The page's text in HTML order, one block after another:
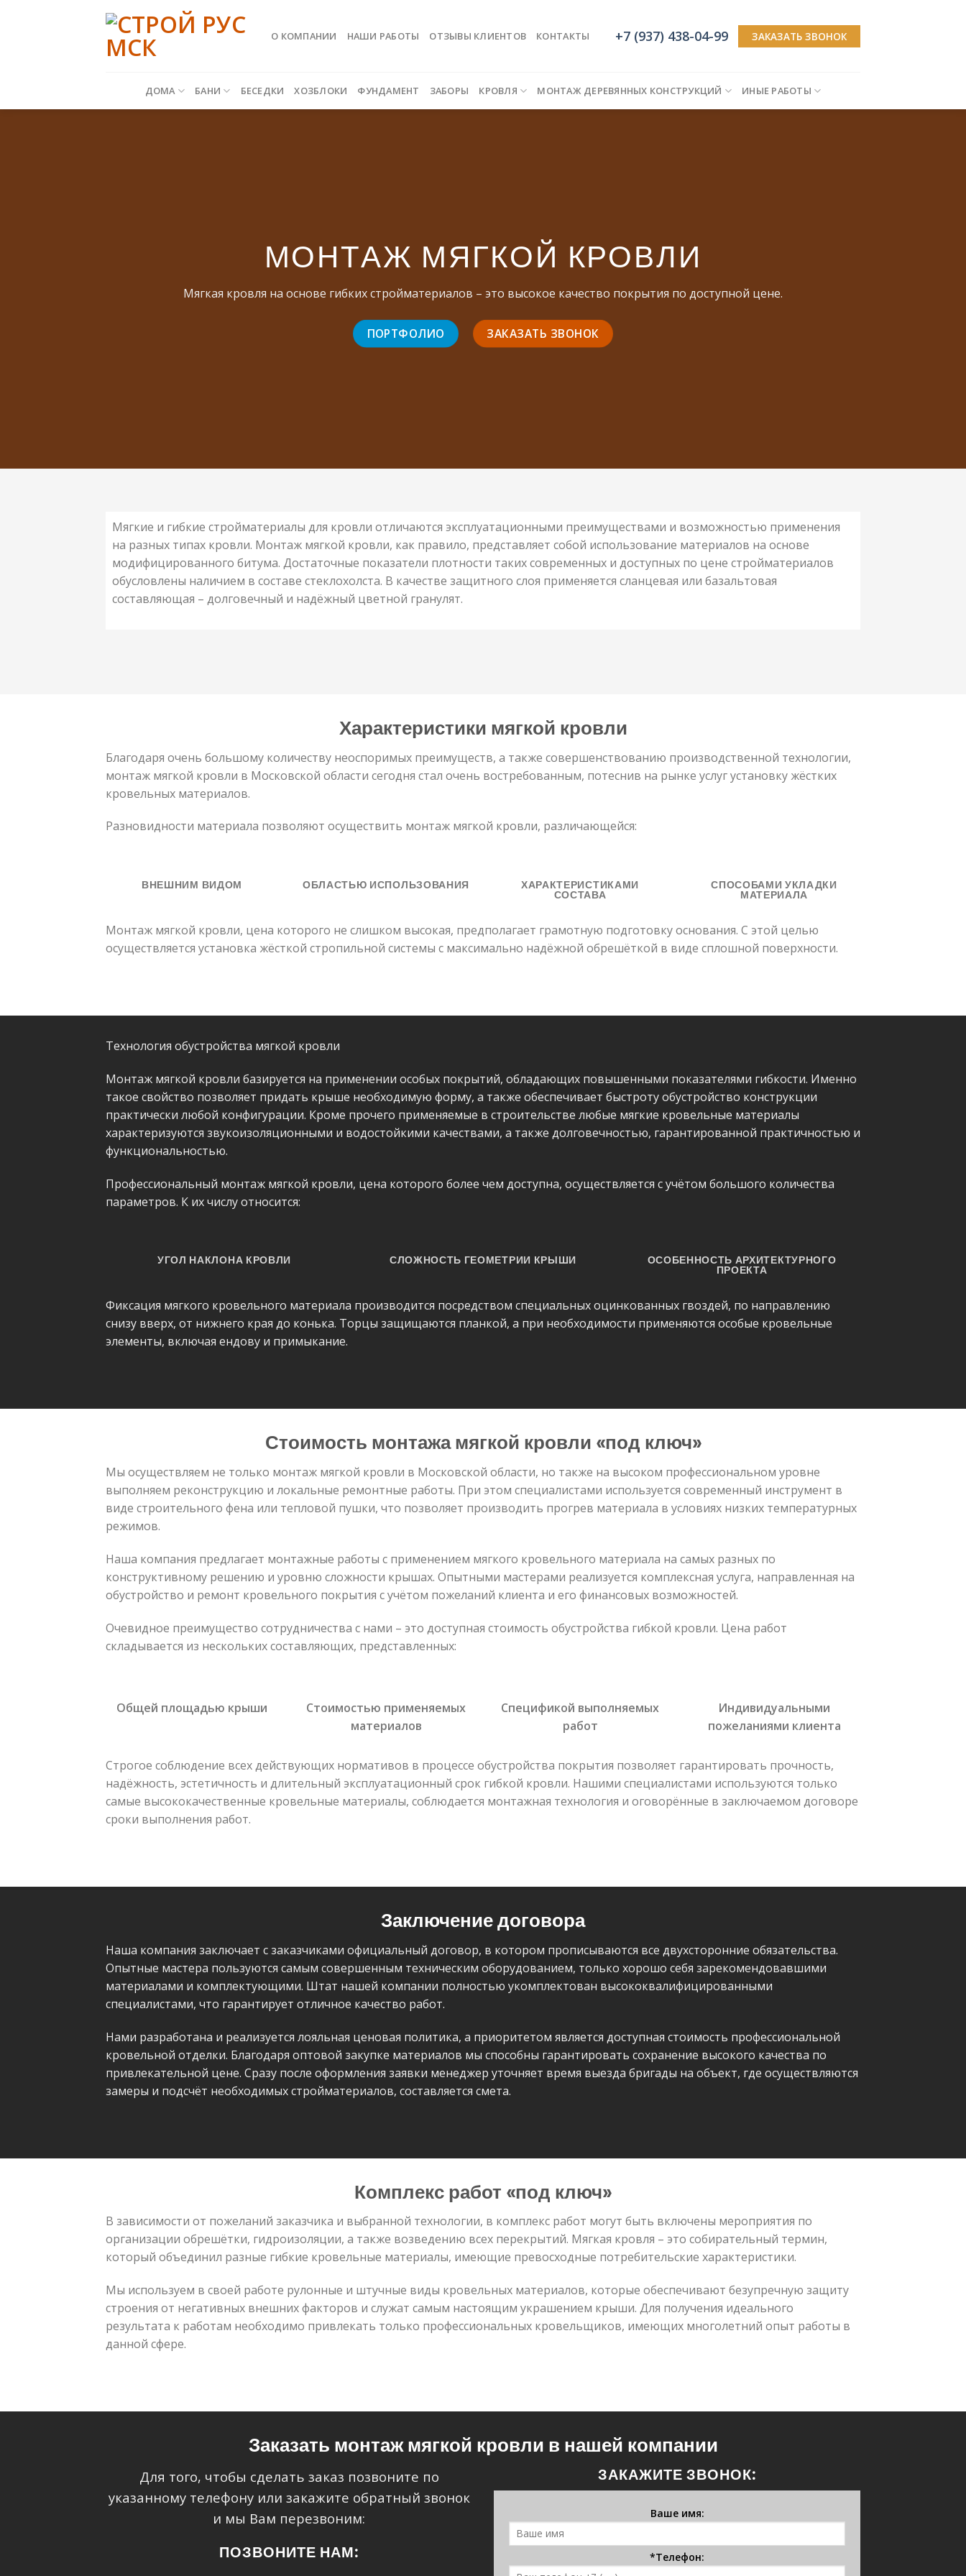
О КОМПАНИИ НАШИ РАБОТЫ ОТЗЫВЫ КЛИЕНТОВ КОНТАКТЫ +7 (937) 438-04-99 ЗАКАЗАТЬ ЗВОНОК
ДОМА БАНИ БЕСЕДКИ ХОЗБЛОКИ ФУНДАМЕНТ ЗАБОРЫ КРОВЛЯ МОНТАЖ ДЕРЕВЯННЫХ КОНСТРУКЦИЙ ИНЫЕ РАБОТЫ
МОНТАЖ МЯГКОЙ КРОВЛИ
Мягкая кровля на основе гибких стройматериалов – это высокое качество покрытия по доступной цене.
ПОРТФОЛИО ЗАКАЗАТЬ ЗВОНОК
Мягкие и гибкие стройматериалы для кровли отличаются эксплуатационными преимуществами и возможностью применения
на разных типах кровли. Монтаж мягкой кровли, как правило, представляет собой использование материалов на основе
модифицированного битума. Достаточные показатели плотности таких современных и доступных по цене стройматериалов
обусловлены наличием в составе стеклохолста. В качестве защитного слоя применяется сланцевая или базальтовая
составляющая – долговечный и надёжный цветной гранулят.
Характеристики мягкой кровли
Благодаря очень большому количеству неоспоримых преимуществ, а также совершенствованию производственной технологии,
монтаж мягкой кровли в Московской области сегодня стал очень востребованным, потеснив на рынке услуг установку жёстких
кровельных материалов.
Разновидности материала позволяют осуществить монтаж мягкой кровли, различающейся:
ВНЕШНИМ ВИДОМ ОБЛАСТЬЮ ИСПОЛЬЗОВАНИЯ
ХАРАКТЕРИСТИКАМИ
СОСТАВА
СПОСОБАМИ УКЛАДКИ
МАТЕРИАЛА
Монтаж мягкой кровли, цена которого не слишком высокая, предполагает грамотную подготовку основания. С этой целью
осуществляется установка жёсткой стропильной системы с максимально надёжной обрешёткой в виде сплошной поверхности.
Технология обустройства мягкой кровли
Монтаж мягкой кровли базируется на применении особых покрытий, обладающих повышенными показателями гибкости. Именно
такое свойство позволяет придать крыше необходимую форму, а также обеспечивает быстроту обустройство конструкции
практически любой конфигурации. Кроме прочего применяемые в строительстве любые мягкие кровельные материалы
характеризуются звукоизоляционными и водостойкими качествами, а также долговечностью, гарантированной практичностью и
функциональностью.
Профессиональный монтаж мягкой кровли, цена которого более чем доступна, осуществляется с учётом большого количества
параметров. К их числу относится:
УГОЛ НАКЛОНА КРОВЛИ СЛОЖНОСТЬ ГЕОМЕТРИИ КРЫШИ
ОСОБЕННОСТЬ АРХИТЕКТУРНОГО
ПРОЕКТА
Фиксация мягкого кровельного материала производится посредством специальных оцинкованных гвоздей, по направлению
снизу вверх, от нижнего края до конька. Торцы защищаются планкой, а при необходимости применяются особые кровельные
элементы, включая ендову и примыкание.
Стоимость монтажа мягкой кровли «под ключ»
Мы осуществляем не только монтаж мягкой кровли в Московской области, но также на высоком профессиональном уровне
выполняем реконструкцию и локальные ремонтные работы. При этом специалистами используется современный инструмент в
виде строительного фена или тепловой пушки, что позволяет производить прогрев материала в условиях низких температурных
режимов.
Наша компания предлагает монтажные работы с применением мягкого кровельного материала на самых разных по
конструктивному решению и уровню сложности крышах. Опытными мастерами реализуется комплексная услуга, направленная на
обустройство и ремонт кровельного покрытия с учётом пожеланий клиента и его финансовых возможностей.
Очевидное преимущество сотрудничества с нами – это доступная стоимость обустройства гибкой кровли. Цена работ
складывается из нескольких составляющих, представленных:
Общей площадью крыши
Стоимостью применяемых
материалов
Спецификой выполняемых
работ
Индивидуальными
пожеланиями клиента
Строгое соблюдение всех действующих нормативов в процессе обустройства покрытия позволяет гарантировать прочность,
надёжность, эстетичность и длительный эксплуатационный срок гибкой кровли. Нашими специалистами используются только
самые высококачественные кровельные материалы, соблюдается монтажная технология и оговорённые в заключаемом договоре
сроки выполнения работ.
Заключение договора
Наша компания заключает с заказчиками официальный договор, в котором прописываются все двухсторонние обязательства.
Опытные мастера пользуются самым совершенным техническим оборудованием, только хорошо себя зарекомендовавшими
материалами и комплектующими. Штат нашей компании полностью укомплектован высококвалифицированными
специалистами, что гарантирует отличное качество работ.
Нами разработана и реализуется лояльная ценовая политика, а приоритетом является доступная стоимость профессиональной
кровельной отделки. Благодаря оптовой закупке материалов мы способны гарантировать сохранение высокого качества по
привлекательной цене. Сразу после оформления заявки менеджер уточняет время выезда бригады на объект, где осуществляются
замеры и подсчёт необходимых стройматериалов, составляется смета.
Комплекс работ «под ключ»
В зависимости от пожеланий заказчика и выбранной технологии, в комплекс работ могут быть включены мероприятия по
организации обрешётки, гидроизоляции, а также возведению всех перекрытий. Мягкая кровля – это собирательный термин,
который объединил разные гибкие кровельные материалы, имеющие превосходные потребительские характеристики.
Мы используем в своей работе рулонные и штучные виды кровельных материалов, которые обеспечивают безупречную защиту
строения от негативных внешних факторов и служат самым настоящим украшением крыши. Для получения идеального
результата к работам необходимо привлекать только профессиональных кровельщиков, имеющих многолетний опыт работы в
данной сфере.
Заказать монтаж мягкой кровли в нашей компании
Для того, чтобы сделать заказ позвоните по
указанному телефону или закажите обратный звонок
и мы Вам перезвоним:
ПОЗВОНИТЕ НАМ:
ЗАКАЖИТЕ ЗВОНОК:
Ваше имя:
*Телефон: